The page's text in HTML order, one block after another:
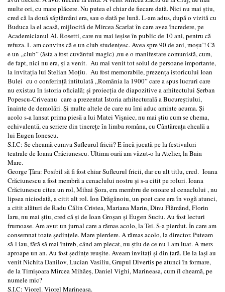
multe ori, cu mare plăcere. Nu putea el chiar de fiecare dată. Nici nu mai ştiu,
cred că la două săptămâni era, sau o dată pe lună. L-am adus, după o vizită cu
Buduca la el acasă, mijlocită de Mircea Scarlat în care avea încredere, pe
Academicianul Al. Rosetti, care nu mai ieşise în public de 10 ani, pentru că
refuza. L-am convins că e un club studenţesc. Avea spre 90 de ani, moşu’! Că
e un „club” (ăsta a fost cuvântul magic) ,nu e o manifestare comunistă, cum,
de fapt, nici nu era, şi a venit. Au mai venit tot soiul de persoane importante,
la invitaţia lui Stelian Moţiu. Au fost memorabile, prezenţa istoricului Ioan
Bulei cu o conferinţă intitulată „România la 1900” care a spus lucruri care
nu existau în istoria oficială; şi proiecţia de diapozitive a arhitectului Șerban
Popescu-Criveanu care a prezentat Istoria arhitecturală a Bucureştiului,
înainte de demolări. Şi multe altele de care nu îmi aduc aminte acuma. Şi
acolo s-a lansat prima piesă a lui Matei Vişniec, nu mai ştiu cum se chema,
echivalentă, ca scriere din tinereţe în limba româna, cu Cântăreaţa cheală a
lui Eugen Ionescu.
S.I.C: Se cheamă cumva Sufleurul fricii? E încă jucată pe la festivaluri
teatrale de Ioana Crăciunescu. Ultima oară am văzut-o la Atelier, la Baia
Mare.
George Ţâra: Posibil să fi fost chiar Sufleurul fricii, dar cu alt titlu, cred. Ioana
Crăciunescu a fost membră a cenaclului nostru şi s-a citit pe roluri. Ioana
Crăciunescu citea un rol, Mihai Şora, era membru de onoare al cenaclului , nu
lipsea niciodată, a citit alt rol. Ion Drăgănoiu, un poet care era în vogă atunci,
a citit alături de Radu Călin Cristea, Mariana Marin, Dinu Flămând, Florin
Iaru, nu mai ştiu, cred că şi de Ioan Groşan şi Eugen Suciu. Au fost lecturi
frumoase. Am avut un jurnal care a rămas acolo, la Tei. S-a pierdut. În care am
consemnat toate şedinţele. Mare pierdere. A rămas acolo, la director. Puteam
să-l iau, fără să mai întreb, când am plecat, nu ştiu de ce nu l-am luat. A mers
aproape un an. Au fost şedinţe reuşite. Aveam invitaţi şi din ţară. De la Iaşi au
venit Nichita Danilov, Lucian Vasiliu, Grupul Divertis pe atunci în formare,
de la Timişoara Mircea Mihăeş, Daniel Vighi, Marineasa, cum îl cheamă, pe
numele mic?
S.I.C: Viorel. Viorel Marineasa.